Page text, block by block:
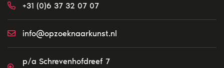
+31 (0)6 37 32 07 07
info@opzoeknaarkunst.nl
p/a Schrevenhofdreef 7